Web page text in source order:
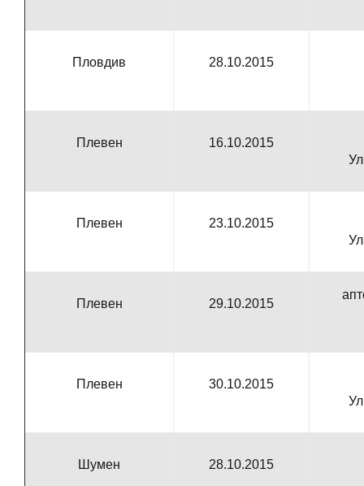
Пловдив 28.10.2015
Плевен
16.10.2015
Плевен
23.10.2015
Плевен 29.10.2015
Плевен
30.10.2015
Шумен 28.10.2015